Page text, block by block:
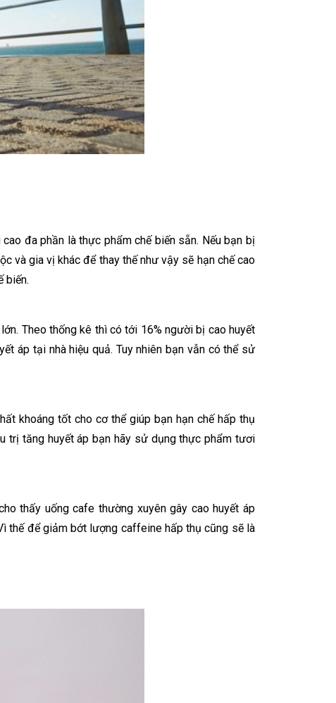
đa phần là thực phẩm chế biến sẵn. Nếu bạn bị
và gia vị khác để thay thế như vậy sẽ hạn chế cao
biến.
Theo thống kê thì có tới 16% người bị cao huyết
áp tại nhà hiệu quả. Tuy nhiên bạn vẫn có thể sử
khoáng tốt cho cơ thể giúp bạn hạn chế hấp thụ
trị tăng huyết áp bạn hãy sử dụng thực phẩm tươi
thấy uống cafe thường xuyên gây cao huyết áp
thế để giảm bớt lượng caffeine hấp thụ cũng sẽ là